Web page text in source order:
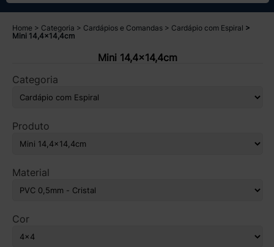
Home Categoria Cardápios e Comandas
Cardápio com Espiral
Mini 14,4x14,4cm
Mini 14,4x14,4cm
Categoria
Produto
Material
Cor